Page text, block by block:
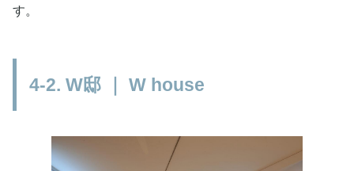
す。
4-2. W邸 ｜ W house